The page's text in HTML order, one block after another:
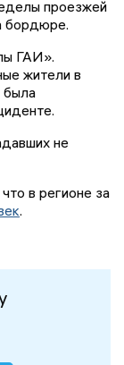
проезжей
бордюре.
ГАИ».
жители в
была
не
в регионе за
.